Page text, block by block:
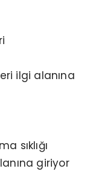
ilgi alanına
sıklığı
giriyor